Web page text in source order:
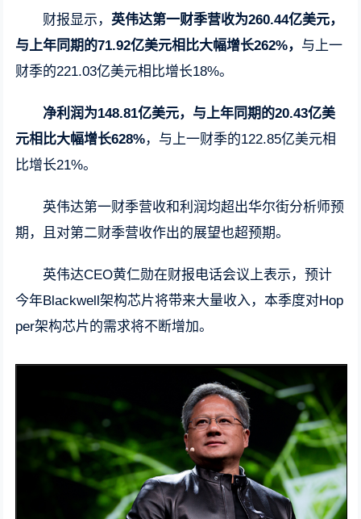
财报显示， 英伟达第一财季营收为260.44亿美元，
与上年同期的71.92亿美元相比大幅增长262%， 与上一
财季的221.03亿美元相比增长18%。
净利润为148.81亿美元，与上年同期的20.43亿美
元相比大幅增长628%，与上一财季的122.85亿美元相
比增长21%。
英伟达第一财季营收和利润均超出华尔街分析师预
期，且对第二财季营收作出的展望也超预期。
英伟达CEO黄仁勋在财报电话会议上表示，预计
今年Blackwell架构芯片将带来大量收入，本季度对Hop
per架构芯片的需求将不断增加。